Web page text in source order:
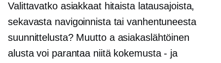
Valittavatko asiakkaat hitaista latausajoista,
sekavasta navigoinnista tai vanhentuneesta
suunnittelusta? Muutto a asiakaslähtöinen
alusta voi parantaa niitä kokemusta - ja